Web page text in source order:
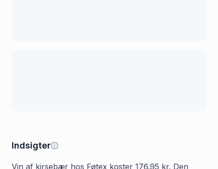
Indsigter
Vin af kirsebær hos Føtex koster 176.95 kr. Den